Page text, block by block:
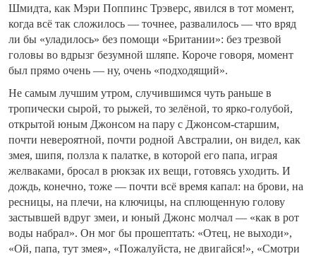
Шмидта, как Мэри Поппинс Трэверс, явился в тот момент,
когда всё так сложилось — точнее, развалилось — что вряд
ли бы «уладилось» без помощи «Британии»: без трезвой
головы во вдрызг безумной шляпе. Короче говоря, момент
был прямо очень — ну, очень «подходящий».
Не самым лучшим утром, случившимся чуть раньше в
тропически сырой, то рыжей, то зелёной, то ярко-голубой,
открытой юным Джонсом на пару с Джонсом-старшим,
почти невероятной, почти родной Австралии, он видел, как
змея, шипя, ползла к палатке, в которой его папа, играя
желваками, бросал в рюкзак их вещи, готовясь уходить. И
дождь, конечно, тоже — почти всё время капал: на брови, на
ресницы, на плечи, на ключицы, на сплющенную голову
застывшей вдруг змеи, и юный Джонс молчал — «как в рот
воды набрал». Он мог бы прошептать: «Отец, не выходи»,
«Ой, папа, тут змея», «Пожалуйста, не двигайся!», «Смотри